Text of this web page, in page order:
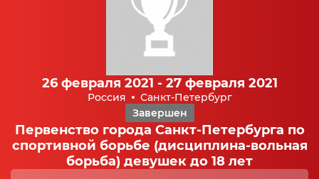
26 февраля 2021 - 27 февраля 2021
Россия
Санкт-Петербург
Завершен
Первенство города Санкт-Петербурга по
спортивной борьбе (дисциплина-вольная
борьба) девушек до 18 лет